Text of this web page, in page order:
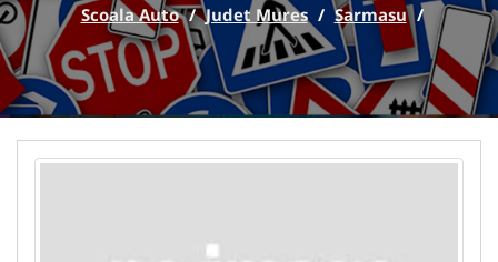
Scoala Auto / Judet Mures / Sarmasu /